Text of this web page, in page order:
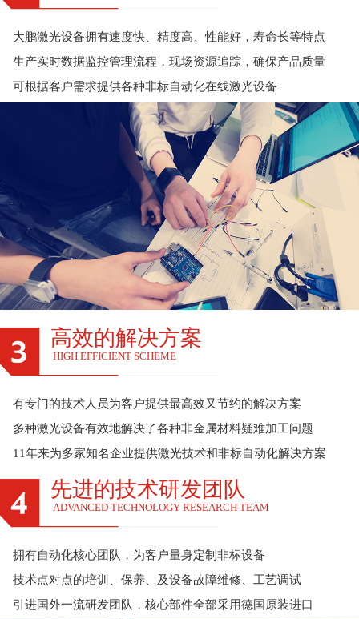
大鹏激光设备拥有速度快、精度高、性能好，寿命长等特点
生产实时数据监控管理流程，现场资源追踪，确保产品质量
可根据客户需求提供各种非标自动化在线激光设备
高效的解决方案
HIGH EFFICIENT SCHEME
有专门的技术人员为客户提供最高效又节约的解决方案
多种激光设备有效地解决了各种非金属材料疑难加工问题
11年来为多家知名企业提供激光技术和非标自动化解决方案
先进的技术研发团队
ADVANCED TECHNOLOGY RESEARCH TEAM
拥有自动化核心团队，为客户量身定制非标设备
技术点对点的培训、保养、及设备故障维修、工艺调试
引进国外一流研发团队，核心部件全部采用德国原装进口